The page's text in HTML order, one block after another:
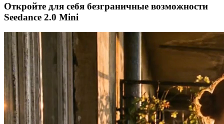
Откройте для себя безграничные возможности
Seedance 2.0 Mini